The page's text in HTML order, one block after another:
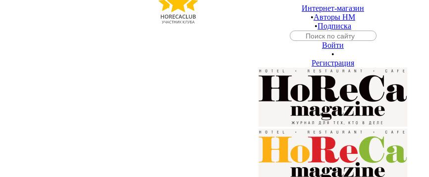
Интернет-магазин
•Авторы HM
•Подписка
Войти
•
Регистрация